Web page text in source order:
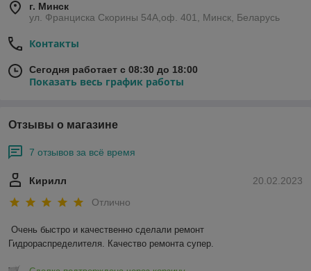
г. Минск
ул. Франциска Скорины 54А,оф. 401, Минск, Беларусь
Контакты
Сегодня работает с 08:30 до 18:00
Показать весь график работы
Отзывы о магазине
7 отзывов за всё время
20.02.2023
Кирилл
Отлично
Очень быстро и качественно сделали ремонт
Гидрораспределителя. Качество ремонта супер.